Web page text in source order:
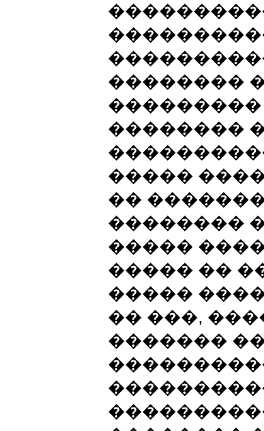
��������
��������
�����
��
��������
�����
����� ��
�����
�� ���,
�������